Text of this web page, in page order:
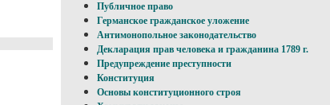
Публичное право
Германское гражданское уложение
Антимонопольное законодательство
Декларация прав человека и гражданина 1789 г.
Предупреждение преступности
Конституция
Основы конституционного строя